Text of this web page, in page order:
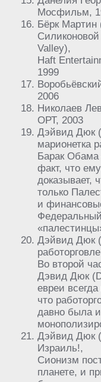
Мосфильм,
Бёрк Мартин
Valley),
Haft
1999
2006
Николаев
ОРТ, 2003
Дэйвид Дюк
марионетка
Барак Обама
факт, что
доказывает,
только
и
Дэйвид Дюк
Во второй
Дэвид Дюк
евреи
что
давно была
Дэйвид Дюк
Израиль!,
Сионизм
планете, и